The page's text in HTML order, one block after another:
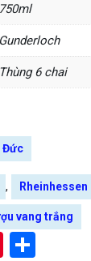
750ml
Gunderloch
Thùng 6 chai
Đức
, Rheinhessen
vang trắng
Pinterest